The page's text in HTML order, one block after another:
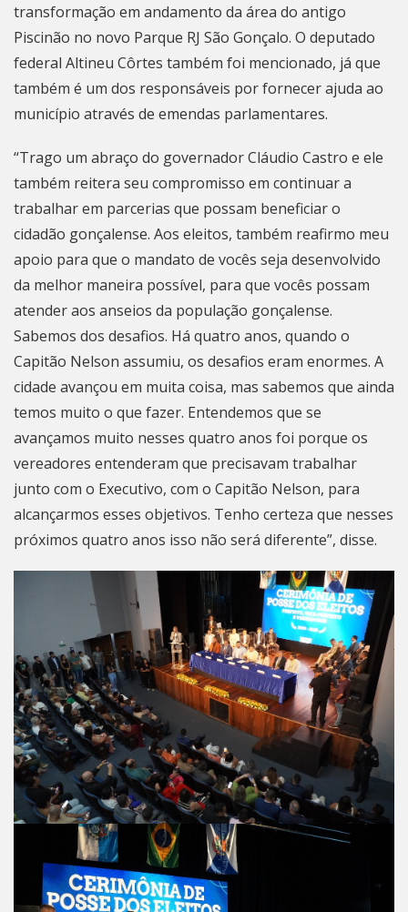
transformação em andamento da área do antigo
Piscinão no novo Parque RJ São Gonçalo. O deputado
federal Altineu Côrtes também foi mencionado, já que
também é um dos responsáveis por fornecer ajuda ao
município através de emendas parlamentares.
“Trago um abraço do governador Cláudio Castro e ele
também reitera seu compromisso em continuar a
trabalhar em parcerias que possam beneficiar o
cidadão gonçalense. Aos eleitos, também reafirmo meu
apoio para que o mandato de vocês seja desenvolvido
da melhor maneira possível, para que vocês possam
atender aos anseios da população gonçalense.
Sabemos dos desafios. Há quatro anos, quando o
Capitão Nelson assumiu, os desafios eram enormes. A
cidade avançou em muita coisa, mas sabemos que ainda
temos muito o que fazer. Entendemos que se
avançamos muito nesses quatro anos foi porque os
vereadores entenderam que precisavam trabalhar
junto com o Executivo, com o Capitão Nelson, para
alcançarmos esses objetivos. Tenho certeza que nesses
próximos quatro anos isso não será diferente”, disse.